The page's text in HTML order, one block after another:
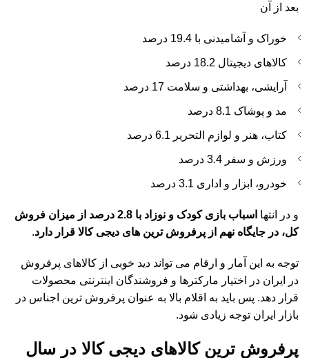
بعد از آن
خوراک و آشامیدنی با 19.4 درصد
کالاهای دیجیتال 18.2 درصد
آرایشی، بهداشتی و سلامت 17 درصد
مد و پوشاک 8.1 درصد
کتاب، هنر و لوازم التحریر 6.1 درصد
ورزش و سفر 3.4 درصد
خودرو، ابزار و اداری 3.1 درصد
و در انتها
اسباب بازی کودک و نوزاد با 2.8 درصد از میزان فروش
کل، در جایگاه نهم از پرفروش ترین های دیجی کالا قرار دارد.
توجه به این آمار و ارقام می تواند دید خوبی از کالاهای پرفروش
در ایران در اختیار مارکترها و فروشندگان اینترنتی محصولات
قرار دهد. پس باید به اقلام بالا به عنوان پرفروش ترین اجناس در
بازار ایران توجه زیادی شود.
پرفروش ترین کالاهای دیجی کالا در سال